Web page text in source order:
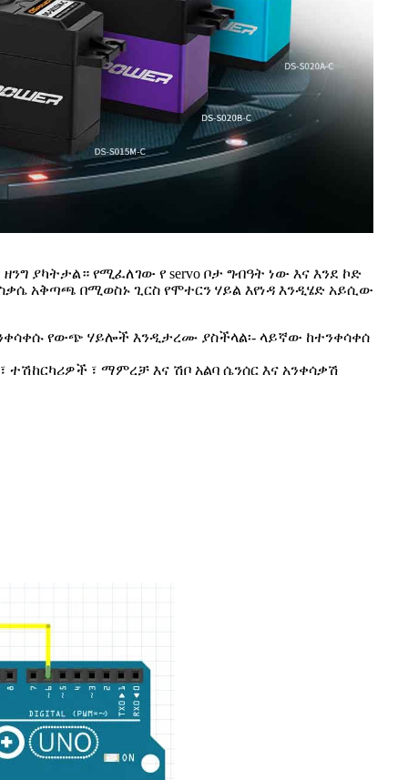
ዘንግ ያካትታል። የሚፈለገው የ servo ቦታ ግብዓት ነው እና እንደ ኮድ
አቅጣጫ በሚወስኑ ጊርስ የሞተርን ሃይል እየነዳ እንዲሄድ አይሲው
የውጭ ሃይሎች እንዲታረሙ ያስችላል፡- ላይኛው ከተንቀሳቀሰ
፣ ማምረቻ እና ሽቦ አልባ ሴንሰር እና አንቀሳቃሽ